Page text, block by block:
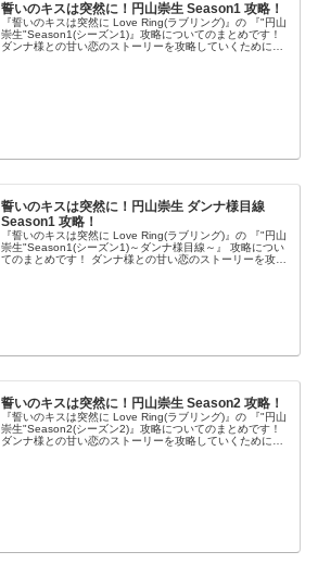
誓いのキスは突然に！円山崇生 Season1 攻略！
『誓いのキスは突然に Love Ring(ラブリング)』の 『"円山
崇生"Season1(シーズン1)』攻略についてのまとめです！
ダンナ様との甘い恋のストーリーを攻略していくために
誓いのキスは突然に！円山崇生 ダンナ様目線
Season1 攻略！
『誓いのキスは突然に Love Ring(ラブリング)』の 『"円山
崇生"Season1(シーズン1)～ダンナ様目線～』 攻略につい
てのまとめです！ ダンナ様との甘い恋のストーリーを攻略
誓いのキスは突然に！円山崇生 Season2 攻略！
『誓いのキスは突然に Love Ring(ラブリング)』の 『"円山
崇生"Season2(シーズン2)』攻略についてのまとめです！
ダンナ様との甘い恋のストーリーを攻略していくために